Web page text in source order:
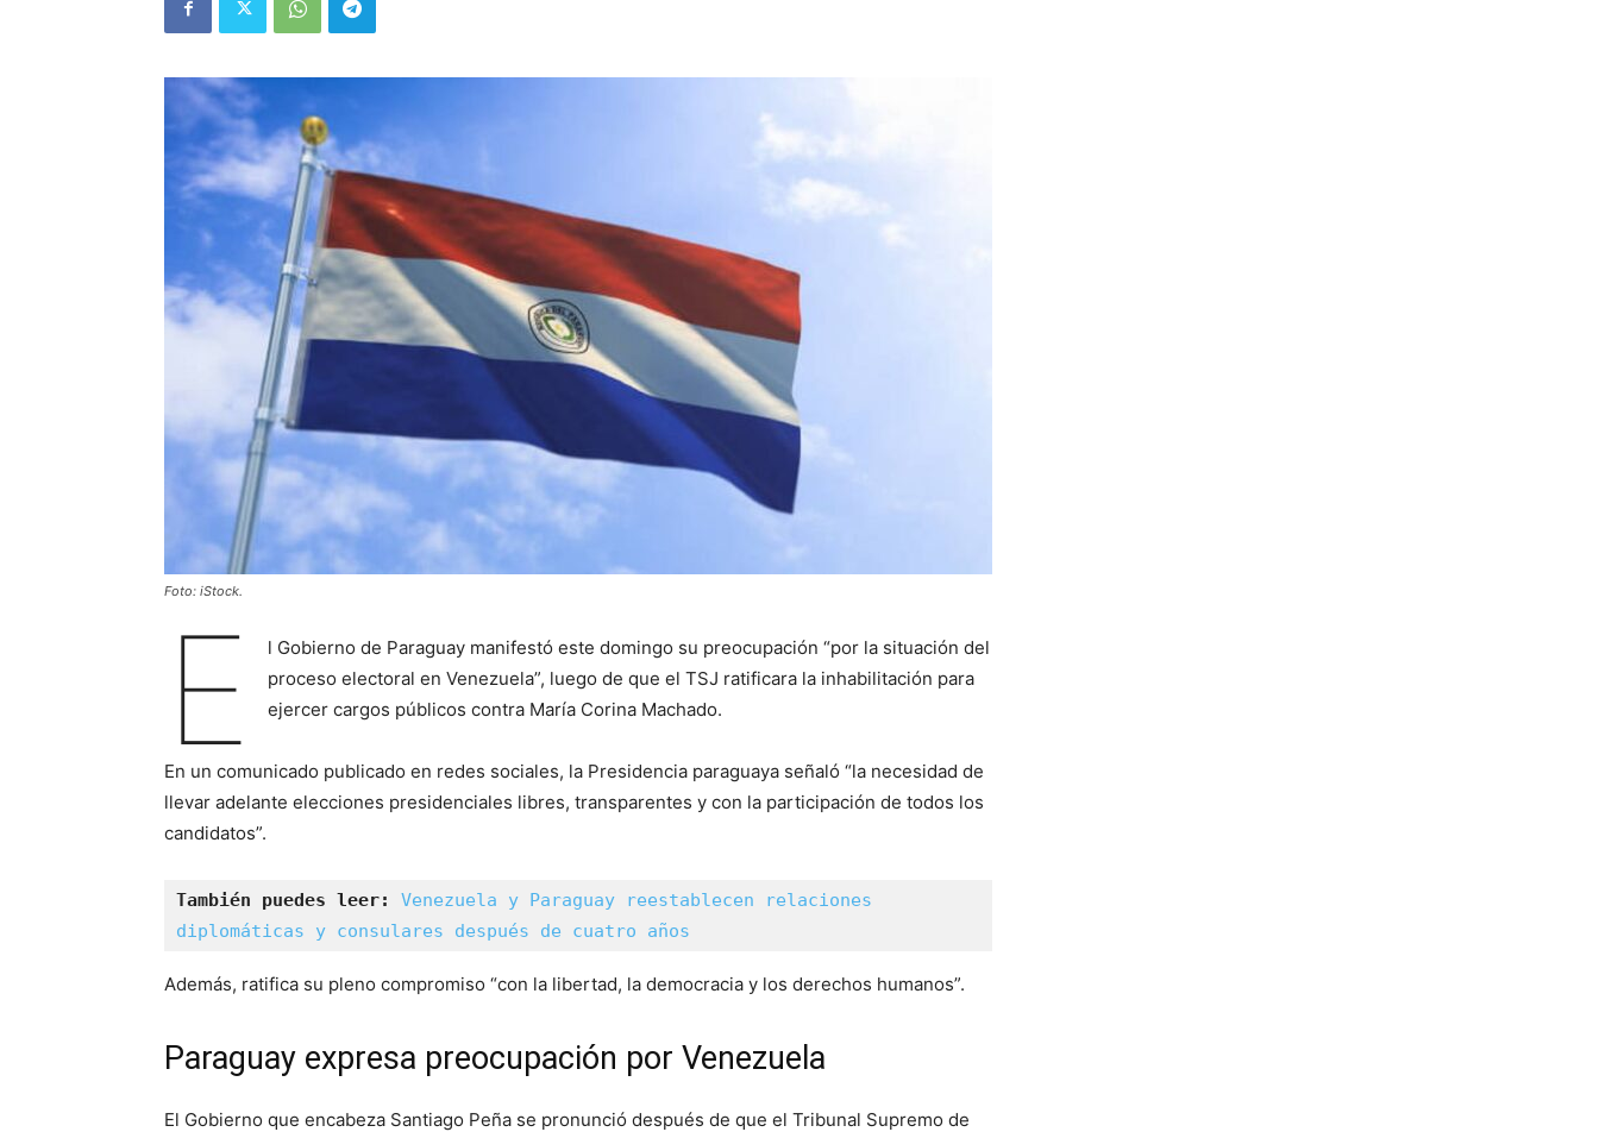
Foto: iStock.
E
l Gobierno de Paraguay manifestó este domingo su preocupación “por la situación del
proceso electoral en Venezuela”, luego de que el TSJ ratificara la inhabilitación para
ejercer cargos públicos contra María Corina Machado.
En un comunicado publicado en redes sociales, la Presidencia paraguaya señaló “la necesidad de
llevar adelante elecciones presidenciales libres, transparentes y con la participación de todos los
candidatos”.
También puedes leer:
Venezuela y Paraguay reestablecen relaciones
diplomáticas y consulares después de cuatro años
Además, ratifica su pleno compromiso “con la libertad, la democracia y los derechos humanos”.
Paraguay expresa preocupación por Venezuela
El Gobierno que encabeza Santiago Peña se pronunció después de que el Tribunal Supremo de